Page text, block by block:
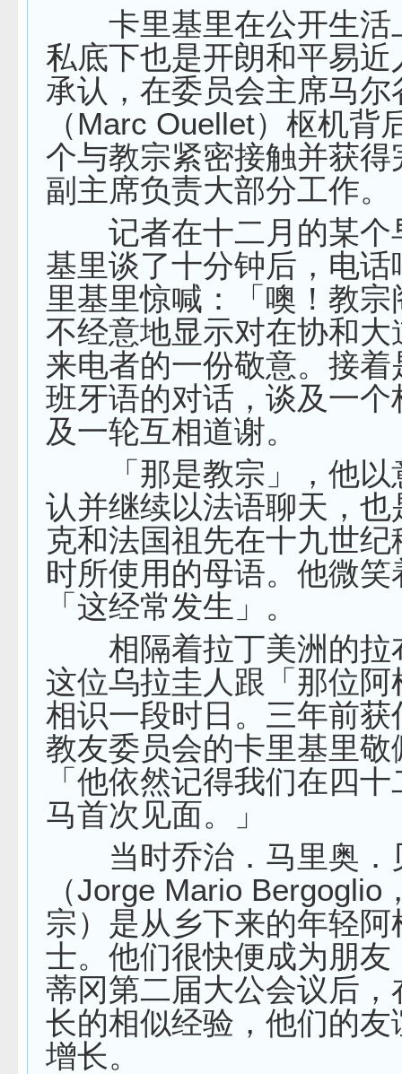
卡里基里在公开生活
私底下也是开朗和平易近
承认，在委员会主席马尔
（Marc Ouellet）枢机背
个与教宗紧密接触并获得
副主席负责大部分工作。
记者在十二月的某个
基里谈了十分钟后，电话
里基里惊喊：「噢！教
不经意地显示对在协和大
来电者的一份敬意。接着
班牙语的对话，谈及一个
及一轮互相道谢。
「那是教宗」，他以
认并继续以法语聊天，也
克和法国祖先在十九世纪
时所使用的母语。他微笑
「这经常发生」。
相隔着拉丁美洲的拉
这位乌拉圭人跟「那位阿
相识一段时日。三年前获
教友委员会的卡里基里敬
「他依然记得我们在四
马首次见面。」
当时乔治．马里奥．
（Jorge Mario Bergoglio
宗）是从乡下来的年轻阿
士。他们很快便成为朋友
蒂冈第二届大公会议后，
长的相似经验，他们的友
增长。